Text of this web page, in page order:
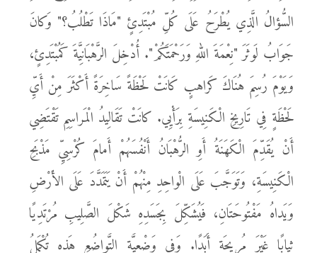
السُّؤالُ الَّذِي يُطْرَحُ عَلَى كُلِّ مُبْتَدِئٍ "مَاذَا تَطْلُبُ؟" وَكانَ
جَوَابُ لَوثَرَ "نِعْمَةَ اللهِ وَرَحْمَتَكُمْ". أُدْخِلَ الرَّهْبَانِيَّةَ كَمُبْتَدِئٍ،
وَيَوْمَ رُسِمَ هُنَاكَ كَراهبٍ كَانَتْ لَحْظَةً سَاخِرَةً أَكْثَرَ مِنْ أَيِّ
لَحْظَةٍ فِي تَارِيخِ الْكَنِيسَةِ بِرَأْيِي. كانَتْ تَقَالِيدُ الْمَراسِمِ تَقْتَضِي
أَنْ يُقَدِّمَ الْكَهَنَةُ أَوِ الرُّهْبَانُ أَنْفُسَهُمْ أَمامَ كُرْسِيِّ مَذْبَحِ
الْكَنِيسَةِ، وَتَوَجَّبَ عَلَى الْواحِدِ مِنْهُمْ أَنْ يَتَمَدَّدَ عَلَى الأَرْضِ
وَيَداهُ مَفْتُوحَتَانِ، فَيُشَكِّلَ بِجَسَدِهِ شَكْلَ الصَّلِيبِ مُرْتَدِيًا
ثِيابًا غَيْرَ مُرِيحَةٍ أَبَدًا. وَفِي وَضْعِيَّةِ التَّواضُعِ هَذِهِ تُكْمَلُ